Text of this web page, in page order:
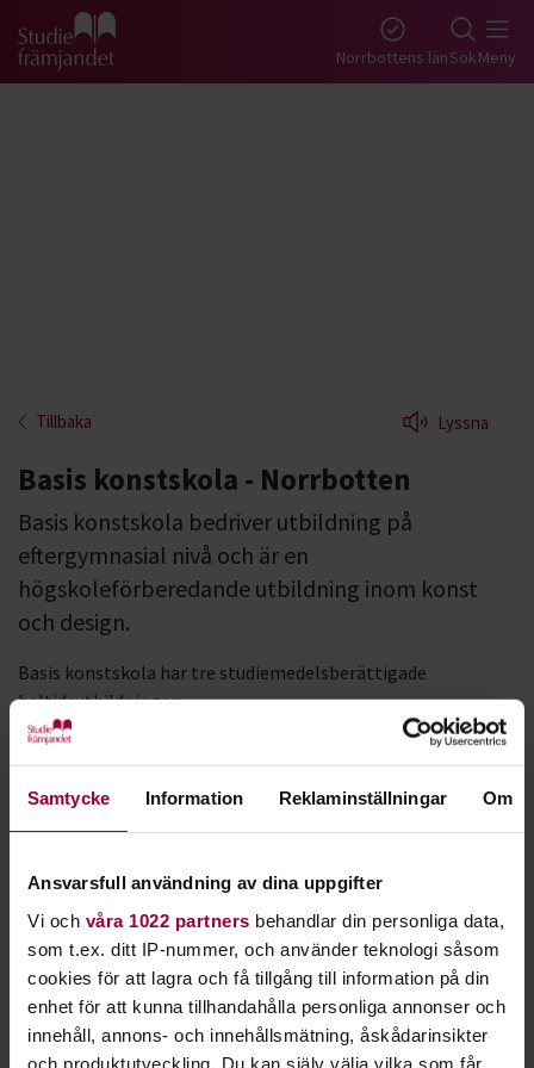
Samtycke Information Reklaminställningar Om
Ansvarsfull användning av dina uppgifter
Vi och våra 1022 partners behandlar din personliga data,
som t.ex. ditt IP-nummer, och använder teknologi såsom
cookies för att lagra och få tillgång till information på din
enhet för att kunna tillhandahålla personliga annonser och
innehåll, annons- och innehållsmätning, åskådarinsikter
och produktutveckling. Du kan själv välja vilka som får
Gå till studiefrämjandets startsida Norrbottens länSökMeny
Tillbaka Lyssna
Basis konstskola - Norrbotten
Basis konstskola bedriver utbildning på
eftergymnasial nivå och är en
högskoleförberedande utbildning inom konst
och design.
Basis konstskola har tre studiemedelsberättigade
heltidsutbildningar:
Konstnärlig grundutbildning 1 år
Konst och grafisk formgivning 1 år
Inredningsarkitektur och produktdesign 1 år
Alla lärare är yrkesverksamma konstnärer och designers som
med sitt kunnande och engagemang skapar en varm och
öppen atmosfär.
Undervisningen är samlad i en inspirerande miljö i ett stort
1700-talshus på Söder i Stockholm. I husets stora salar,